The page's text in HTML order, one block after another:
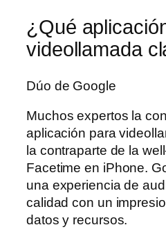
¿Qué
videollamada
Dúo de Google
Muchos expertos la
aplicación para
la contraparte de la
Facetime en iPhone.
una experiencia de
calidad con un
datos y recursos.